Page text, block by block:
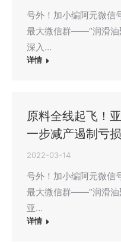
号外！加小编阿元微信
最大微信群——“润滑油
深入…
详情
原料全线起飞！
一步减产遏制亏损
2022-03-14
号外！加小编阿元微信
最大微信群——“润滑油
亚…
详情